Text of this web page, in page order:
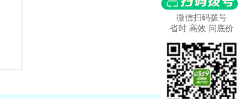
微信扫码拨号
省时 高效 问底价